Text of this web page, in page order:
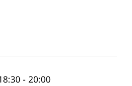
- 20:00